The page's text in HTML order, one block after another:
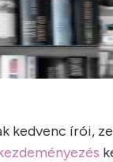
kedvenc írói,